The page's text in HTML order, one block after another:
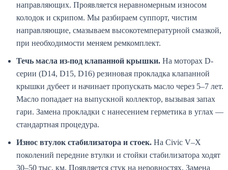
направляющих. Проявляется неравномерным износом
колодок и скрипом. Мы разбираем суппорт, чистим
направляющие, смазываем высокотемпературной смазкой,
при необходимости меняем ремкомплект.
Течь масла из-под клапанной крышки. На моторах D-
серии (D14, D15, D16) резиновая прокладка клапанной
крышки дубеет и начинает пропускать масло через 5–7 лет.
Масло попадает на выпускной коллектор, вызывая запах
гари. Замена прокладки с нанесением герметика в углах —
стандартная процедура.
Износ втулок стабилизатора и стоек. На Civic V–X
поколений передние втулки и стойки стабилизатора ходят
30–50 тыс. км. Появляется стук на неровностях. Замена